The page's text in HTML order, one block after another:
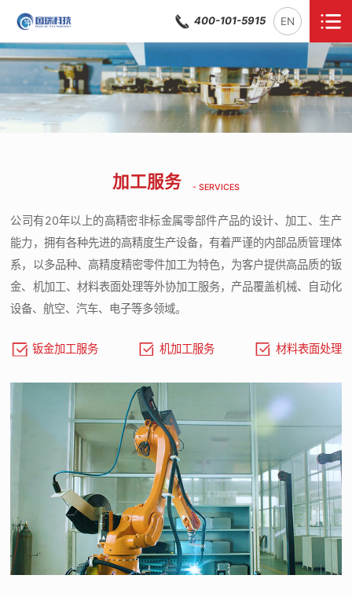
400-101-5915 EN
加工服务 - SERVICES
公司有20年以上的高精密非标金属零部件产品的设计、加工、生产
能力，拥有各种先进的高精度生产设备，有着严谨的内部品质管理体
系，以多品种、高精度精密零件加工为特色，为客户提供高品质的钣
金、机加工、材料表面处理等外协加工服务，产品覆盖机械、自动化
设备、航空、汽车、电子等多领域。
钣金加工服务 机加工服务 材料表面处理